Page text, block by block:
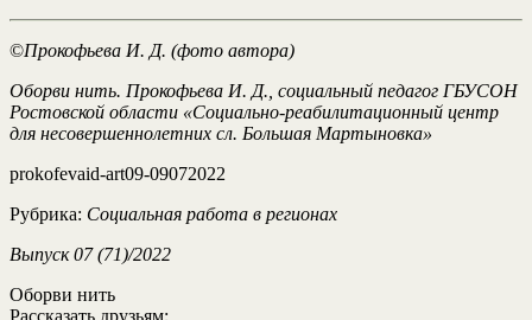
©Прокофьева И. Д. (фото автора)
Оборви нить. Прокофьева И. Д., социальный педагог ГБУСОН
Ростовской области «Социально-реабилитационный центр
для несовершеннолетних сл. Большая Мартыновка»
prokofevaid-art09-09072022
Рубрика: Социальная работа в регионах
Выпуск 07 (71)/2022
Оборви нить
Рассказать друзьям: